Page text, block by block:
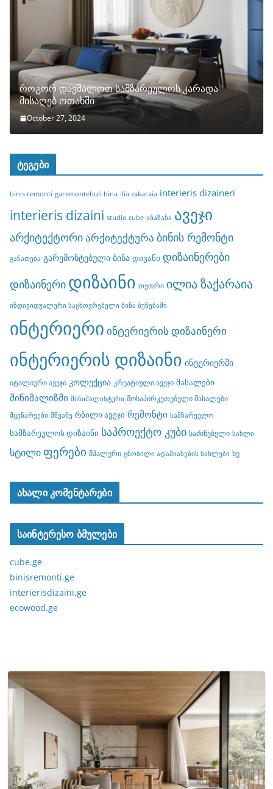
როგორ დავმალოთ სამზარეულოს კარადა
მისაღებ ოთახში
October 27, 2024
ტეგები
binis remonti garemontebuli bina ilia zakaraia interieris dizaineri
interieris dizaini studio cube აბაზანა ავეჯი
არქიტექტორიარქიტექტურა ბინის რემონტი
განათება გარემონტებული ბინა დივანი დიზაინერები
დიზაინერი დიზაინი თეთრი ილია ზაქარაია
ინდივიდუალური საცხოვრებელი ბინა ბუნებაში
ინტერიერი ინტერიერის დიზაინერი
ინტერიერის დიზაინი ინტერიერში
იტალიური ავეჯი კოლექცია კრეატიული ავეჯი მასალები
მინიმალიზმი მინიმალისტური მოსაპირკეთებელი მასალები
მცენარეები მწვანე რბილი ავეჯი რემონტი სამზარეულო
სამზარეულოს დიზაინი საპროექტო კუბი საძინებელი სახლი
სტილი ფერები შპალერი ცნობილი ადამიანების სახლები ხე
ახალი კომენტარები
საინტერესო ბმულები
cube.ge
binisremonti.ge
interierisdizaini.ge
ecowood.ge